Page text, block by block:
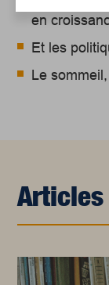
en
Et les
Le
Articles